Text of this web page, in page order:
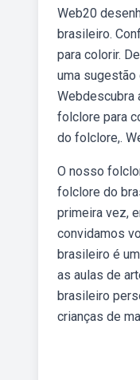
Web20
brasileiro.
para colorir.
uma sugestão
Webdescubra
folclore para
do folclore,.
O nosso
folclore do
primeira vez,
convidamos
brasileiro é
as aulas de
brasileiro
crianças de